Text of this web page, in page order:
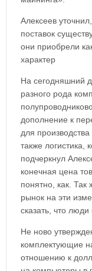
Алексеев
поставок
они приобрели
характер
На сегодняшний
разного рода
дополнение к
для
также логистика,
подчеркнул
конечная цена
понятно, как. Так
рынок на эти
сказать, что люди
Не ново
комплектующие
отношению к